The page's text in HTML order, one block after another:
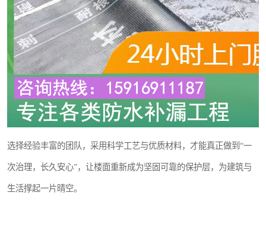
选择经验丰富的团队，采用科学工艺与优质材料，才能真正做到“一
次治理，长久安心”，让楼面重新成为坚固可靠的保护层，为建筑与
生活撑起一片晴空。